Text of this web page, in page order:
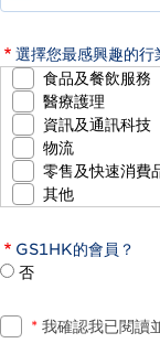
選擇您最感興趣的行
食品及餐飲服務
醫療護理
資訊及通訊科技
物流
零售及快速消費
其他
GS1HK的會員？
否
* 我確認我已閱讀